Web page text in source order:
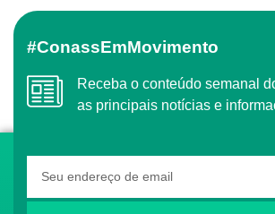
#ConassEmMovimento
Receba o conteúdo semanal do Conass com
as principais notícias e